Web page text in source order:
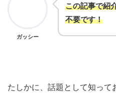
ガッシー
この記事で紹
不要です！
たしかに、話題として知って